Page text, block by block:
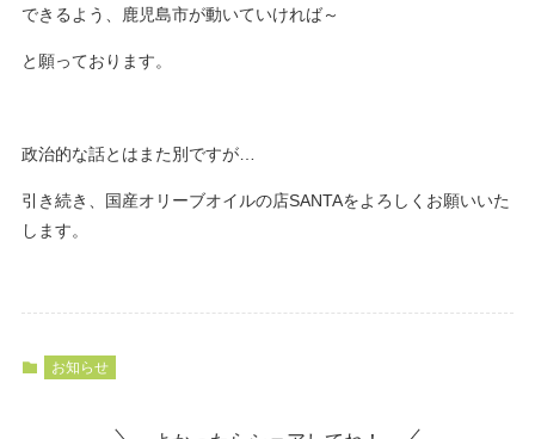
できるよう、鹿児島市が動いていければ～
と願っております。
政治的な話とはまた別ですが…
引き続き、国産オリーブオイルの店SANTAをよろしくお願いいた
します。
お知らせ